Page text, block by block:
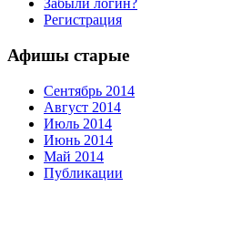
Забыли логин?
Регистрация
Афишы старые
Сентябрь 2014
Август 2014
Июль 2014
Июнь 2014
Май 2014
Публикации